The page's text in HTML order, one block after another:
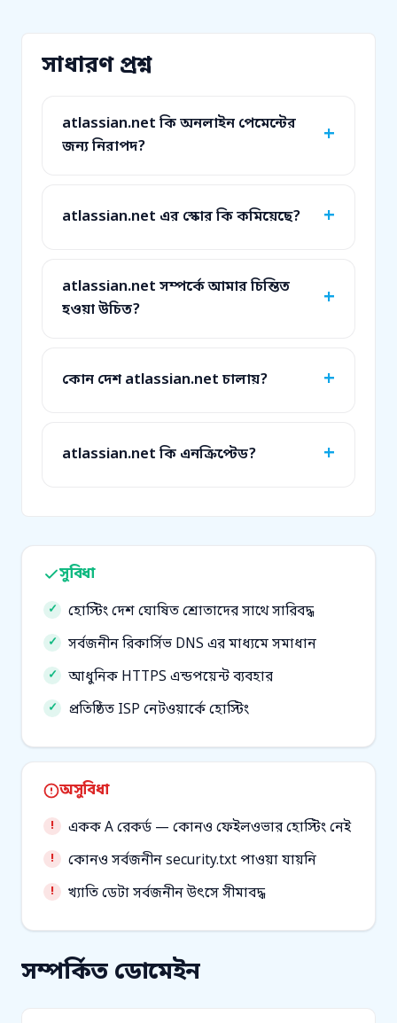
সাধারণ প্রশ্ন
atlassian.net কি অনলাইন পেমেন্টের
জন্য নিরাপদ?
atlassian.net এর স্কোর কি কমিয়েছে?
atlassian.net সম্পর্কে আমার চিন্তিত
হওয়া উচিত?
কোন দেশ atlassian.net চালায়?
atlassian.net কি এনক্রিপ্টেড?
সুবিধা
হোস্টিং দেশ ঘোষিত শ্রোতাদের সাথে সারিবদ্ধ
সর্বজনীন রিকার্সিভ DNS এর মাধ্যমে সমাধান
আধুনিক HTTPS এন্ডপয়েন্ট ব্যবহার
প্রতিষ্ঠিত ISP নেটওয়ার্কে হোস্টিং
অসুবিধা
একক A রেকর্ড — কোনও ফেইলওভার হোস্টিং নেই
কোনও সর্বজনীন security.txt পাওয়া যায়নি
খ্যাতি ডেটা সর্বজনীন উৎসে সীমাবদ্ধ
সম্পর্কিত ডোমেইন